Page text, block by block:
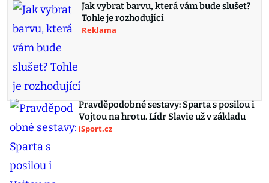
Jak vybrat barvu, která vám bude slušet?
Tohle je rozhodující
Reklama
Pravděpodobné sestavy: Sparta s posilou i
Vojtou na hrotu. Lídr Slavie už v základu
iSport.cz